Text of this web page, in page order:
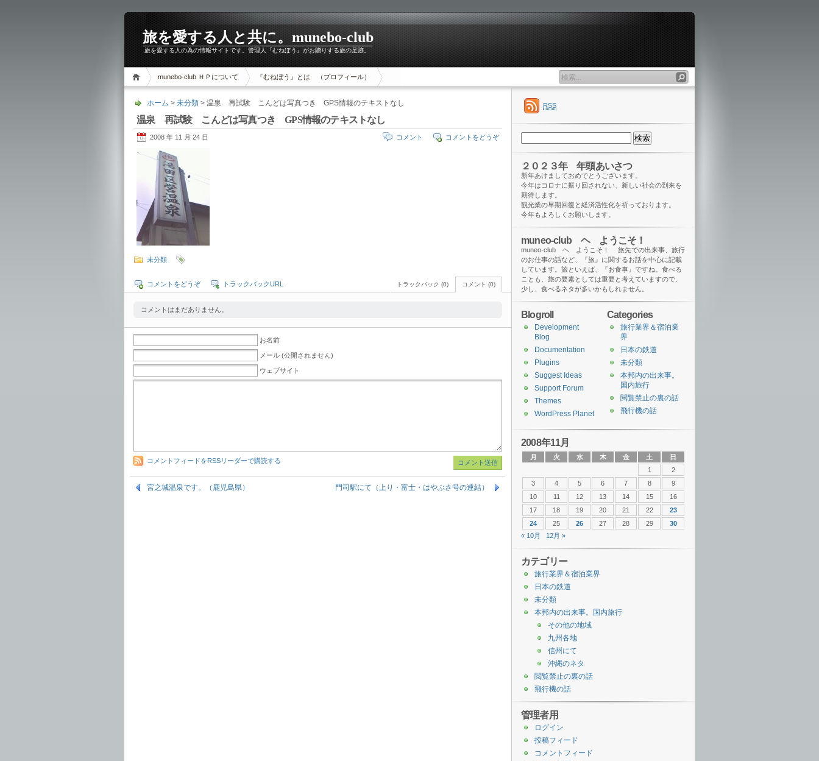
旅を愛する人と共に。munebo-club
旅を愛する人の為の情報サイトです。管理人『むねぼう』がお贈りする旅の足跡。
munebo-club ＨＰについて 『むねぼう』とは （プロフィール）
ホーム > 未分類 > 温泉 再試験 こんどは写真つき GPS情報のテキストなし
温泉 再試験 こんどは写真つき GPS情報のテキストなし
2008 年 11 月 24 日 コメントをどうぞ
コメント
未分類
コメント (0)
トラックバック (0)
コメントをどうぞ トラックバックURL
コメントはまだありません。
お名前
メール (公開されません)
ウェブサイト
コメントフィードをRSSリーダーで購読する
宮之城温泉です。（鹿児島県） 門司駅にて（上り・富士・はやぶさ号の連結）
RSS
索:
２０２３年 年頭あいさつ
新年あけましておめでとうございます。
今年はコロナに振り回されない、新しい社会の到来を
期待します。
観光業の早期回復と経済活性化を祈っております。
今年もよろしくお願いします。
muneo-club ヘ ようこそ！
muneo-club ヘ ようこそ！ 旅先での出来事、旅行
のお仕事の話など、『旅』に関するお話を中心に記載
しています。旅といえば、『お食事』ですね。食べる
ことも、旅の要素としては重要と考えていますので、
少し、食べるネタが多いかもしれません。
Categories
旅行業界＆宿泊業
界
日本の鉄道
未分類
本邦内の出来事。
国内旅行
閲覧禁止の裏の話
飛行機の話
Blogroll
Development
Blog
Documentation
Plugins
Suggest Ideas
Support Forum
Themes
WordPress Planet
2008年11月
月 火 水 木 金 土
日
1
2
3
4 5 6 7 8
9
10
11 12 13 14 15
16
17
18 19 20 21 22
23
24
25 26 27 28 29
30
« 10月
12月 »
カテゴリー
旅行業界＆宿泊業界
日本の鉄道
未分類
本邦内の出来事。国内旅行
その他の地域
九州各地
信州にて
沖縄のネタ
閲覧禁止の裏の話
飛行機の話
管理者用
ログイン
投稿フィード
コメントフィード